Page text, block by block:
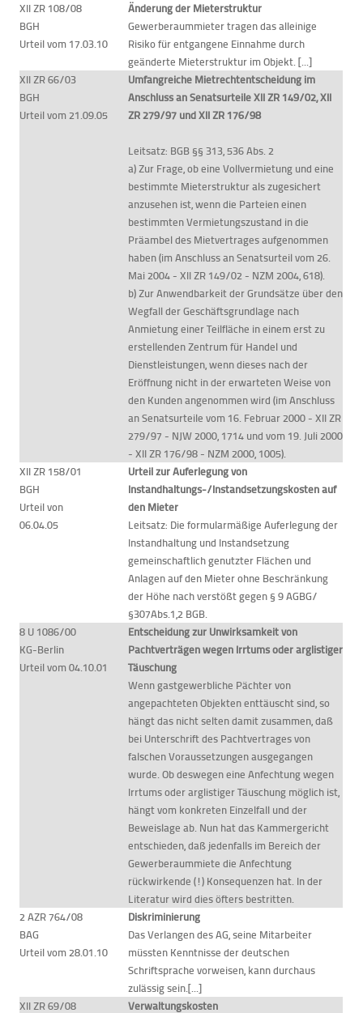
XII ZR 108/08
BGH
Urteil vom 17.03.10
Änderung der Mieterstruktur
Gewerberaummieter tragen das alleinige
Risiko für entgangene Einnahme durch
geänderte Mieterstruktur im Objekt. [...]
XII ZR 66/03
BGH
Urteil vom 21.09.05
Umfangreiche Mietrechtentscheidung im
Anschluss an Senatsurteile XII ZR 149/02, XII
ZR 279/97 und XII ZR 176/98
Leitsatz: BGB §§ 313, 536 Abs. 2
a) Zur Frage, ob eine Vollvermietung und eine
bestimmte Mieterstruktur als zugesichert
anzusehen ist, wenn die Parteien einen
bestimmten Vermietungszustand in die
Präambel des Mietvertrages aufgenommen
haben (im Anschluss an Senatsurteil vom 26.
Mai 2004 - XII ZR 149/02 - NZM 2004, 618).
b) Zur Anwendbarkeit der Grundsätze über den
Wegfall der Geschäftsgrundlage nach
Anmietung einer Teilfläche in einem erst zu
erstellenden Zentrum für Handel und
Dienstleistungen, wenn dieses nach der
Eröffnung nicht in der erwarteten Weise von
den Kunden angenommen wird (im Anschluss
an Senatsurteile vom 16. Februar 2000 - XII ZR
279/97 - NJW 2000, 1714 und vom 19. Juli 2000
- XII ZR 176/98 - NZM 2000, 1005).
XII ZR 158/01
BGH
Urteil von
06.04.05
Urteil zur Auferlegung von
Instandhaltungs-/Instandsetzungskosten auf
den Mieter
Leitsatz: Die formularmäßige Auferlegung der
Instandhaltung und Instandsetzung
gemeinschaftlich genutzter Flächen und
Anlagen auf den Mieter ohne Beschränkung
der Höhe nach verstößt gegen § 9 AGBG/
§307Abs.1,2 BGB.
8 U 1086/00
KG-Berlin
Urteil vom 04.10.01
Entscheidung zur Unwirksamkeit von
Pachtverträgen wegen Irrtums oder arglistiger
Täuschung
Wenn gastgewerbliche Pächter von
angepachteten Objekten enttäuscht sind, so
hängt das nicht selten damit zusammen, daß
bei Unterschrift des Pachtvertrages von
falschen Voraussetzungen ausgegangen
wurde. Ob deswegen eine Anfechtung wegen
Irrtums oder arglistiger Täuschung möglich ist,
hängt vom konkreten Einzelfall und der
Beweislage ab. Nun hat das Kammergericht
entschieden, daß jedenfalls im Bereich der
Gewerberaummiete die Anfechtung
rückwirkende (!) Konsequenzen hat. In der
Literatur wird dies öfters bestritten.
2 AZR 764/08
BAG
Urteil vom 28.01.10
Diskriminierung
Das Verlangen des AG, seine Mitarbeiter
müssten Kenntnisse der deutschen
Schriftsprache vorweisen, kann durchaus
zulässig sein.[...]
XII ZR 69/08
Verwaltungskosten